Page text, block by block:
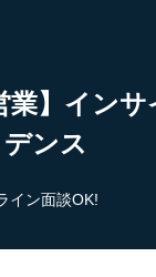
業】イン
ンス
イン面談OK!